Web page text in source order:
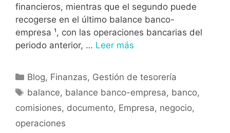
financieros, mientras que el segundo puede
recogerse en el último balance banco-
empresa ¹, con las operaciones bancarias del
periodo anterior, … Leer más
Blog, Finanzas, Gestión de tesorería
balance, balance banco-empresa, banco,
comisiones, documento, Empresa, negocio,
operaciones